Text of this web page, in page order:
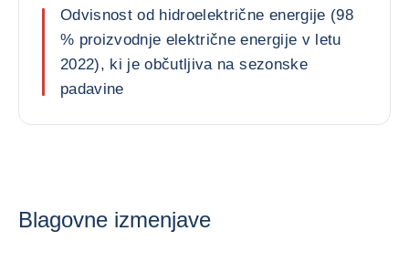
Odvisnost od hidroelektrične energije (98
% proizvodnje električne energije v letu
2022), ki je občutljiva na sezonske
padavine
Blagovne izmenjave